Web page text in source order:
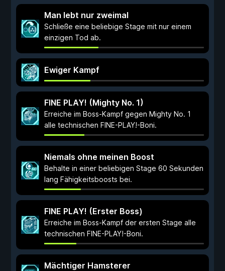
Man lebt nur zweimal
Schließe eine beliebige Stage mit nur einem
einzigen Tod ab.
Ewiger Kampf
FINE PLAY! (Mighty No. 1)
Erreiche im Boss-Kampf gegen Mighty No. 1
alle technischen FINE-PLAY!-Boni.
Niemals ohne meinen Boost
Behalte in einer beliebigen Stage 60 Sekunden
lang Fähigkeitsboosts bei.
FINE PLAY! (Erster Boss)
Erreiche im Boss-Kampf der ersten Stage alle
technischen FINE-PLAY!-Boni.
Mächtiger Hamsterer